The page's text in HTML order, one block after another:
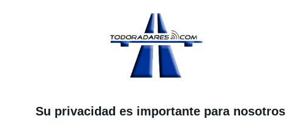
Su privacidad es importante para nosotros
Y los aspectos a destacar:
el sistema se alimenta con la propia batería del coche, facilitando
se ha diseñado con la filosofía de conseguir ocupar el menor
en lo referente a la cámara HD, antena Doppler y
es muy fácil integrarlo en cualquier vehículo policial, utilizando el